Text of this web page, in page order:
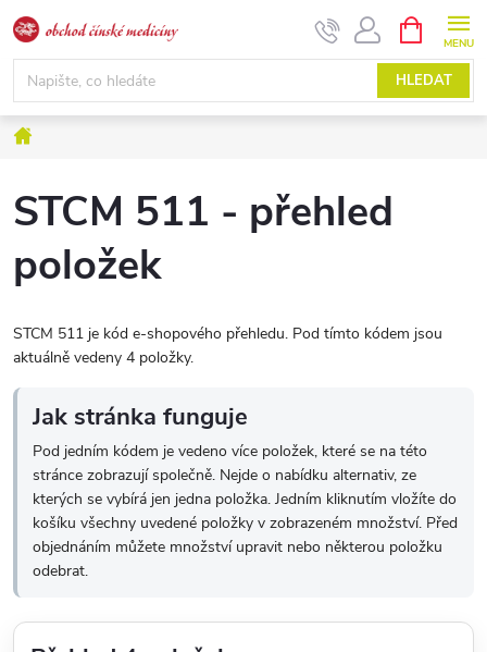
Přejít
na
obsah
HLEDAT
NÁKUPNÍ
KOŠÍK
Domů
STCM 511 - přehled
položek
STCM 511 je kód e-shopového přehledu. Pod tímto kódem jsou
aktuálně vedeny 4 položky.
Jak stránka funguje
Pod jedním kódem je vedeno více položek, které se na této
stránce zobrazují společně. Nejde o nabídku alternativ, ze
kterých se vybírá jen jedna položka. Jedním kliknutím vložíte do
košíku všechny uvedené položky v zobrazeném množství. Před
objednáním můžete množství upravit nebo některou položku
odebrat.